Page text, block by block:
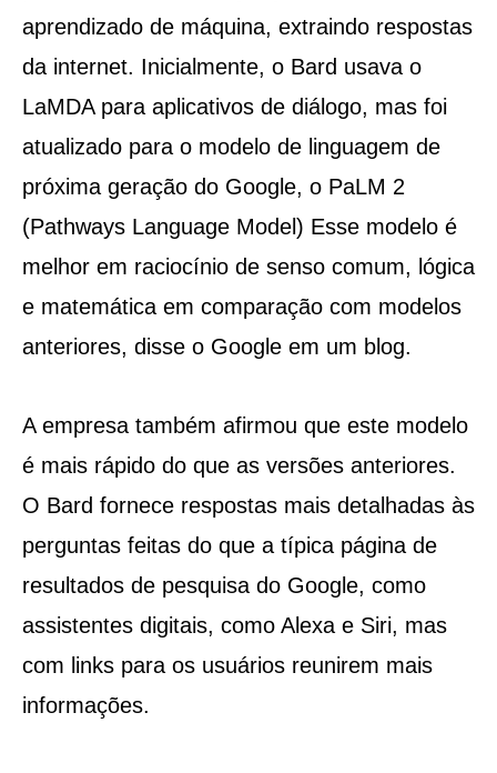
aprendizado de máquina, extraindo respostas
da internet. Inicialmente, o Bard usava o
LaMDA para aplicativos de diálogo, mas foi
atualizado para o modelo de linguagem de
próxima geração do Google, o PaLM 2
(Pathways Language Model) Esse modelo é
melhor em raciocínio de senso comum, lógica
e matemática em comparação com modelos
anteriores, disse o Google em um blog.
A empresa também afirmou que este modelo
é mais rápido do que as versões anteriores.
O Bard fornece respostas mais detalhadas às
perguntas feitas do que a típica página de
resultados de pesquisa do Google, como
assistentes digitais, como Alexa e Siri, mas
com links para os usuários reunirem mais
informações.